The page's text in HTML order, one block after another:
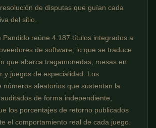
de disputas que guían cada
del sitio.
Pandido reúne 4.187 títulos integrados a
de software, lo que se traduce
que abarca tragamonedas, mesas en
y juegos de especialidad. Los
números aleatorios que sustentan la
de forma independiente,
los porcentajes de retorno publicados
el comportamiento real de cada juego.